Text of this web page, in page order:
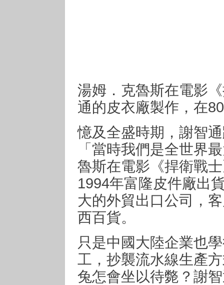
湯姆．克魯斯在電影
通的皮衣廠製作，在
憶及全盛時期，謝智
「當時我們是全世界
魯斯在電影《捍衛戰
1994年富隆皮件廠出
大的外貿出口公司，
西百貨。
只是中國大陸企業也
工，抄襲流水線生產
兔怎會坐以待斃？謝